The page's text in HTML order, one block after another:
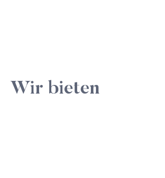
Wir bieten